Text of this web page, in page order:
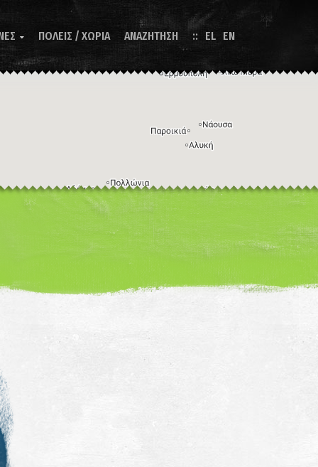
 ΠΟΛΕΙΣ / ΧΩΡΙΑ ΑΝΑΖΗΤΗΣΗ EL EN
πληκτρολογίου Η εικόνα ενδέχεται να υπόκειται σε πνευματικά δικαιώματα